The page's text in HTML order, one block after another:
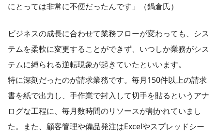
にとっては非常に不便だったんです」（鍋倉氏）
ビジネスの成長に合わせて業務フローが変わっても、シス
テムを柔軟に変更することができず、いつしか業務がシス
テムに縛られる逆転現象が起きていたといいます。
特に深刻だったのが請求業務です。毎月150件以上の請求
書を紙で出力し、手作業で封入して切手を貼るというアナ
ログな工程に、毎月数時間のリソースが割かれていまし
た。また、顧客管理や備品発注はExcelやスプレッドシー